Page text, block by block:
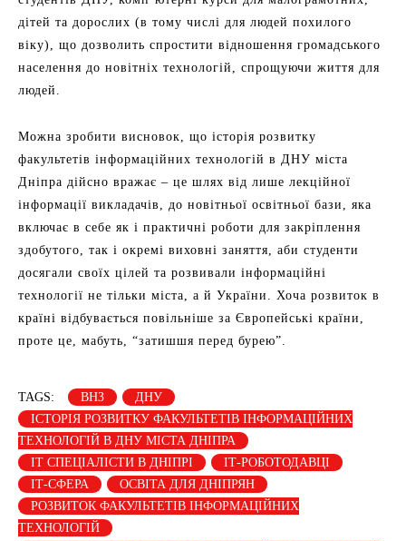
дітей та дорослих (в тому числі для людей похилого
віку), що дозволить спростити відношення громадського
населення до новітніх технологій, спрощуючи життя для
людей.
Можна зробити висновок, що історія розвитку
факультетів інформаційних технологій в ДНУ міста
Дніпра дійсно вражає – це шлях від лише лекційної
інформації викладачів, до новітньої освітньої бази, яка
включає в себе як і практичні роботи для закріплення
здобутого, так і окремі виховні заняття, аби студенти
досягали своїх цілей та розвивали інформаційні
технології не тільки міста, а й України. Хоча розвиток в
країні відбувається повільніше за Європейські країни,
проте це, мабуть, “затишшя перед бурею”.
TAGS: ВНЗ
ДНУ
ІСТОРІЯ РОЗВИТКУ ФАКУЛЬТЕТІВ ІНФОРМАЦІЙНИХ
ТЕХНОЛОГІЙ В ДНУ МІСТА ДНІПРА
ІТ СПЕЦІАЛІСТИ В ДНІПРІ
ІТ-РОБОТОДАВЦІ
ІТ-СФЕРА
ОСВІТА ДЛЯ ДНІПРЯН
РОЗВИТОК ФАКУЛЬТЕТІВ ІНФОРМАЦІЙНИХ
ТЕХНОЛОГІЙ